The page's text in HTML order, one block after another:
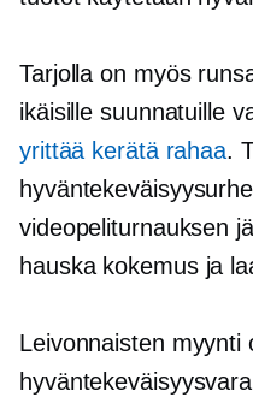
Tarjolla on myös
ikäisille suunnatuille
yrittää kerätä rahaa.
videopeliturnauksen
hauska kokemus ja
Leivonnaisten myynti